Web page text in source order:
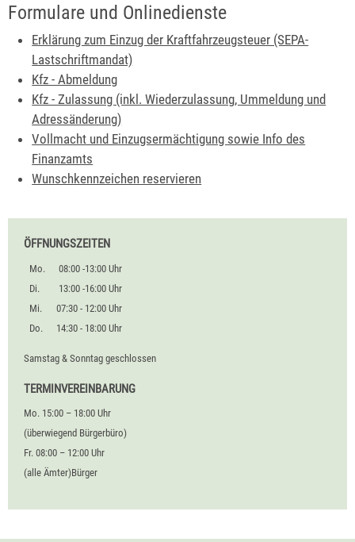
Formulare und Onlinedienste
Erklärung zum Einzug der Kraftfahrzeugsteuer (SEPA-
Lastschriftmandat)
Kfz - Abmeldung
Kfz - Zulassung (inkl. Wiederzulassung, Ummeldung und
Adressänderung)
Vollmacht und Einzugsermächtigung sowie Info des
Finanzamts
Wunschkennzeichen reservieren
ÖFFNUNGSZEITEN
Mo.
08:00 -13:00 Uhr
Di.
13:00 -16:00 Uhr
Mi.
07:30 - 12:00 Uhr
Do.
14:30 - 18:00 Uhr
Samstag & Sonntag geschlossen
TERMINVEREINBARUNG
Mo. 15:00 – 18:00 Uhr
(überwiegend Bürgerbüro)
Fr. 08:00 – 12:00 Uhr
(alle Ämter)Bürger